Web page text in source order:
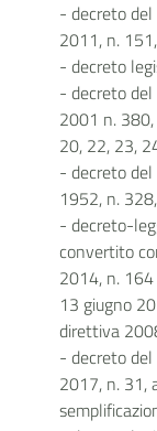
- decreto
2011, n.
- decreto
- decreto
2001 n.
20, 22, 23,
- decreto
1952, n.
- decreto-
convertito
2014, n.
13 giugno
direttiva
- decreto
2017, n. 31,